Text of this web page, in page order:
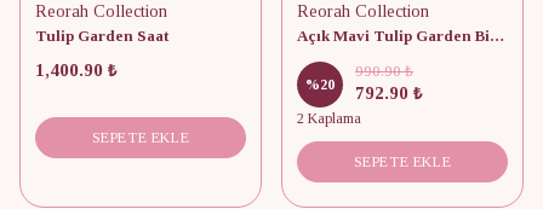
Reorah Collection
Tulip Garden Saat
1,400.90 ₺
SEPETE EKLE
Reorah Collection
Açık Mavi Tulip Garden Bileklik
%20
990.90 ₺
792.90 ₺
2 Kaplama
SEPETE EKLE